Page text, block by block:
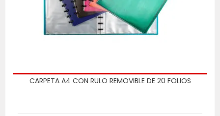
CARPETA A4 CON RULO REMOVIBLE DE 20 FOLIOS